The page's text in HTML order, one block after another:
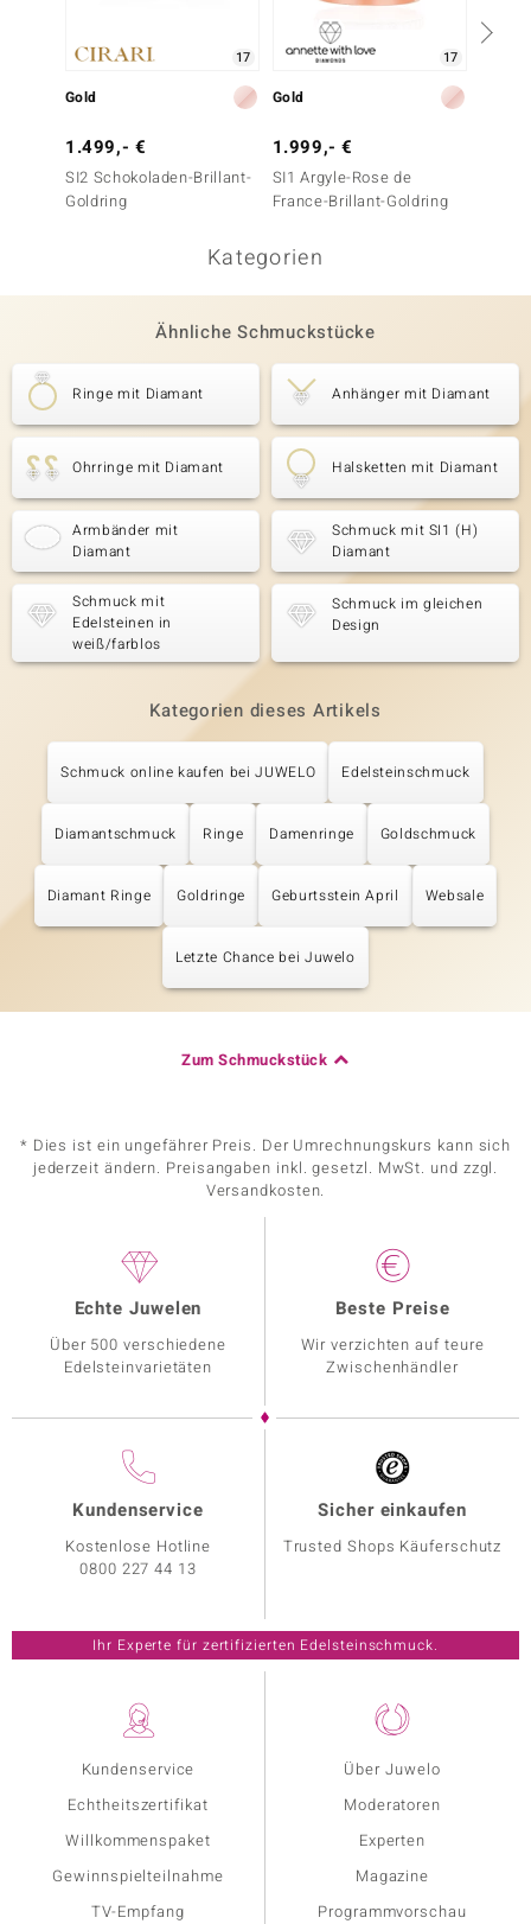
17
Gold
1.499,- €
SI2 Schokoladen-Brillant-
Goldring
17
Gold
1.999,- €
SI1 Argyle-Rose de
France-Brillant-Goldring
Kategorien
Ähnliche Schmuckstücke
Ringe mit Diamant Anhänger mit Diamant
Ohrringe mit Diamant Halsketten mit Diamant
Armbänder mit
Diamant
Schmuck mit SI1 (H)
Diamant
Schmuck mit
Edelsteinen in
weiß/farblos
Schmuck im gleichen
Design
Kategorien dieses Artikels
Schmuck online kaufen bei JUWELO Edelsteinschmuck
Diamantschmuck Ringe Damenringe Goldschmuck
Diamant Ringe Goldringe Geburtsstein April Websale
Letzte Chance bei Juwelo
Zum Schmuckstück
* Dies ist ein ungefährer Preis. Der Umrechnungskurs kann sich
jederzeit ändern. Preisangaben inkl. gesetzl. MwSt. und zzgl.
Versandkosten.
Kundenservice
Echtheitszertifikat
Willkommenspaket
Gewinnspielteilnahme
TV-Empfang
Über Juwelo
Moderatoren
Experten
Magazine
Programmvorschau
Echte Juwelen
Über 500 verschiedene
Edelsteinvarietäten
Beste Preise
Wir verzichten auf teure
Zwischenhändler
Kundenservice
Kostenlose Hotline
0800 227 44 13
Sicher einkaufen
Trusted Shops Käuferschutz
Ihr Experte für zertifizierten Edelsteinschmuck.